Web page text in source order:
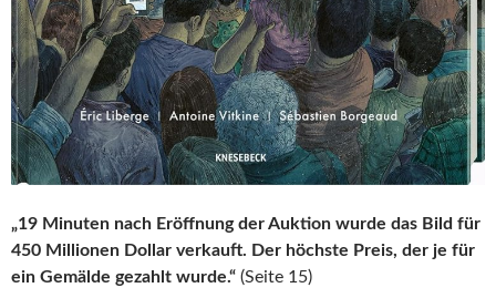
„19 Minuten nach Eröffnung der Auktion wurde das Bild für
450 Millionen Dollar verkauft. Der höchste Preis, der je für
ein Gemälde gezahlt wurde.“ (Seite 15)